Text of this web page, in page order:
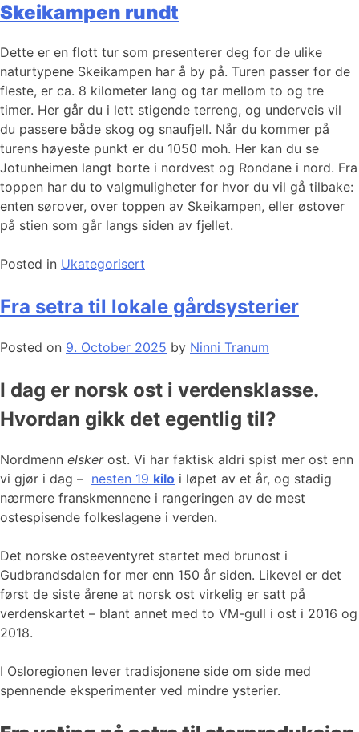
Skeikampen rundt
Dette er en flott tur som presenterer deg for de ulike
naturtypene Skeikampen har å by på. Turen passer for de
fleste, er ca. 8 kilometer lang og tar mellom to og tre
timer. Her går du i lett stigende terreng, og underveis vil
du passere både skog og snaufjell. Når du kommer på
turens høyeste punkt er du 1050 moh. Her kan du se
Jotunheimen langt borte i nordvest og Rondane i nord. Fra
toppen har du to valgmuligheter for hvor du vil gå tilbake:
enten sørover, over toppen av Skeikampen, eller østover
på stien som går langs siden av fjellet.
Posted in Ukategorisert
Fra setra til lokale gårdsysterier
Posted on 9. October 2025 by Ninni Tranum
I dag er norsk ost i verdensklasse.
Hvordan gikk det egentlig til?
Nordmenn elskerost. Vi har faktisk aldri spist mer ost enn
vi gjør i dag – nesten 19 kilo i løpet av et år, og stadig
nærmere franskmennene i rangeringen av de mest
ostespisende folkeslagene i verden.
Det norske osteeventyret startet med brunost i
Gudbrandsdalen for mer enn 150 år siden. Likevel er det
først de siste årene at norsk ost virkelig er satt på
verdenskartet – blant annet med to VM-gull i ost i 2016 og
2018.
I Osloregionen lever tradisjonene side om side med
spennende eksperimenter ved mindre ysterier.